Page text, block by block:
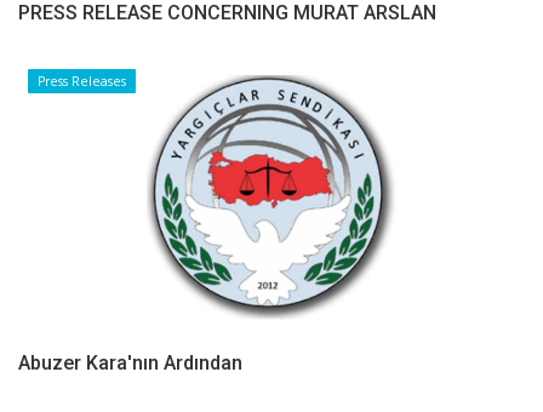
PRESS RELEASE CONCERNING MURAT ARSLAN
Press Releases
Abuzer Kara'nın Ardından